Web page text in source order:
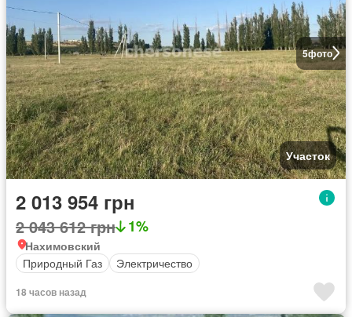
5фото
Участок
2 013 954 грн
2 043 612 грн 1%
Нахимовский
Природный Газ
Электричество
18 часов назад